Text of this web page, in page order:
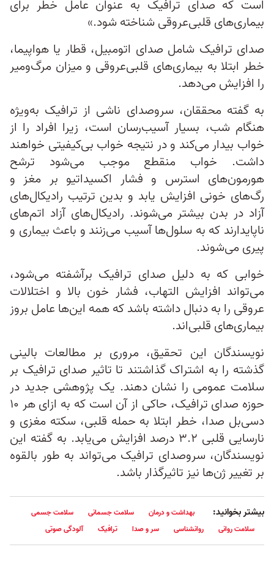
است که صدای ترافیک به عنوان عامل خطر برای
بیماری‌های قلبی‌عروقی شناخته شود.»
صدای ترافیک شامل صدای اتومبیل، قطار یا هواپیما،
خطر ابتلا به بیماری‌های قلبی‌عروقی و میزان مرگ‌و‌میر
را افزایش می‌دهد.
به گفته محققان، سرو‌صدای ناشی از ترافیک به‌ویژه
هنگام شب، بسیار آسیب‌رسان است، زیرا افراد را از
خواب بیدار می‌کند و در نتیجه خواب بی‌کیفیتی خواهند
داشت. خواب منقطع موجب می‌شود ترشح
هورمون‌‌های استرس و فشار اکسیداتیو بر مغز و
رگ‌های خونی افزایش یابد و بدین ترتیب رادیکال‌‌های
آزاد در بدن بیشتر می‌شوند. رادیکال‌های آزاد اتم‌های
ناپایدارند که به سلول‌ها آسیب می‌زنند و باعث بیماری و
پیری می‌شوند.
خوابی که به دلیل صدای ترافیک برآشفته می‌شود،
می‌تواند افزایش التهاب، فشار خون بالا و اختلالات
عروقی را به دنبال داشته باشد که همه این‌ها عامل بروز
بیماری‌های قلبی‌اند.
نویسندگان این تحقیق، مروری بر مطالعات بالینی
گذشته را به اشتراک گذاشتند تا تاثیر صدای ترافیک بر
سلامت عمومی را نشان دهند. یک پژوهشی جدید در
حوزه صدای ترافیک، حاکی از آن است که به ازای هر ۱۰
دسی‌بل صدا، خطر ابتلا به حمله قلبی، سکته مغزی و
نارسایی قلبی ۳.۲ درصد افزایش می‌یابد. به گفته این
نویسندگان، سروصدای ترافیک می‌تواند به طور بالقوه
بر تغییر ژن‌ها نیز تاثیرگذار باشد.
بیشتر بخوانید: بهداشت و درمان سلامت جسمانی
سلامت جسمی
سلامت روانی
روانشناسی سر و صدا ترافیک آلودگی صوتی